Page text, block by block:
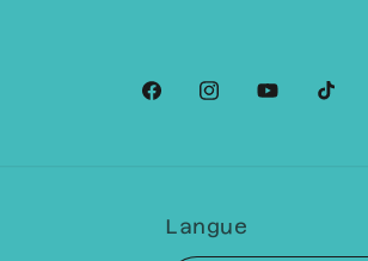
Facebook
Instagram
YouTube
Langue